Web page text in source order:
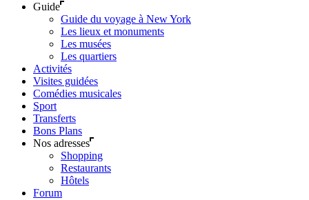
Guide
Guide du voyage à New York
Les lieux et monuments
Les musées
Les quartiers
Activités
Visites guidées
Comédies musicales
Sport
Transferts
Bons Plans
Nos adresses
Shopping
Restaurants
Hôtels
Forum